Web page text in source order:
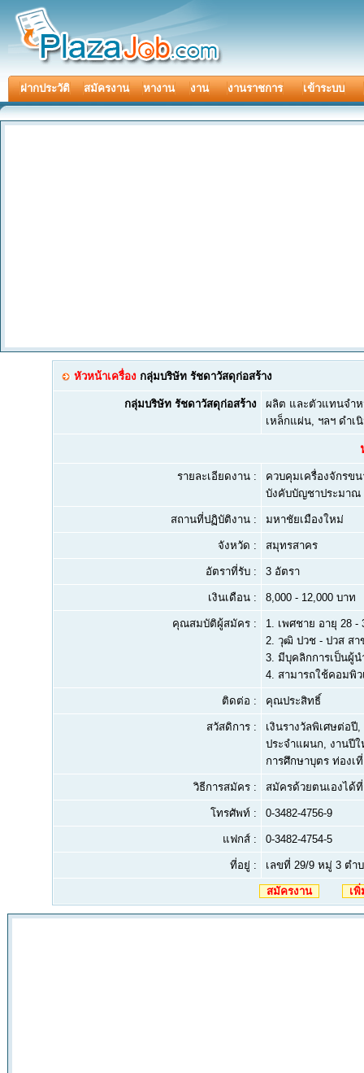
ฝากประวัติ สมัครงาน หางาน งาน งานราชการ เข้าระบบ
หัวหน้าเครื่อง กลุ่มบริษัท รัชดาวัสดุก่อสร้าง
กลุ่มบริษัท รัชดาวัสดุก่อสร้าง
ผลิต และตัวแทนจำห
เหล็กแผ่น, ฯลฯ ดำเ
รายละเอียดงาน :
ควบคุมเครื่องจักรข
บังคับบัญชาประมาณ
สถานที่ปฏิบัติงาน : มหาชัยเมืองใหม่
จังหวัด : สมุทรสาคร
อัตราที่รับ : 3 อัตรา
เงินเดือน : 8,000 - 12,000 บาท
คุณสมบัติผู้สมัคร : 1. เพศชาย อายุ 28 -
2. วุฒิ ปวช - ปวส สา
3. มีบุคลิกการเป็นผู้
4. สามารถใช้คอมพิว
ติดต่อ : คุณประสิทธิ์
สวัสดิการ :
เงินรางวัลพิเศษต่อ
ประจำแผนก, งานปี
การศึกษาบุตร ท่องเ
วิธีการสมัคร : สมัครด้วยตนเองได้
โทรศัพท์ : 0-3482-4756-9
แฟกส์ : 0-3482-4754-5
ที่อยู่ : เลขที่ 29/9 หมู่ 3 ตำ
สมัครงาน เ